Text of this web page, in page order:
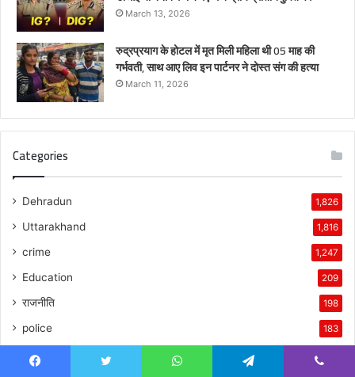
March 13, 2026
रुद्रप्रयाग के होटल में मृत मिली महिला थी 05 माह की
गर्भवती, साथ आए लिव इन पार्टनर ने दोस्त संग की हत्या
March 11, 2026
Categories
Dehradun 1,826
Uttarakhand 1,816
crime 1,247
Education 209
राजनीति 198
police 183
आपदा प्रबंधन